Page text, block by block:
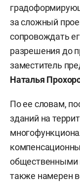
за сложный
сопровождать
разрешения до
заместитель
Наталья
По ее словам,
зданий на
общественными
также намерен